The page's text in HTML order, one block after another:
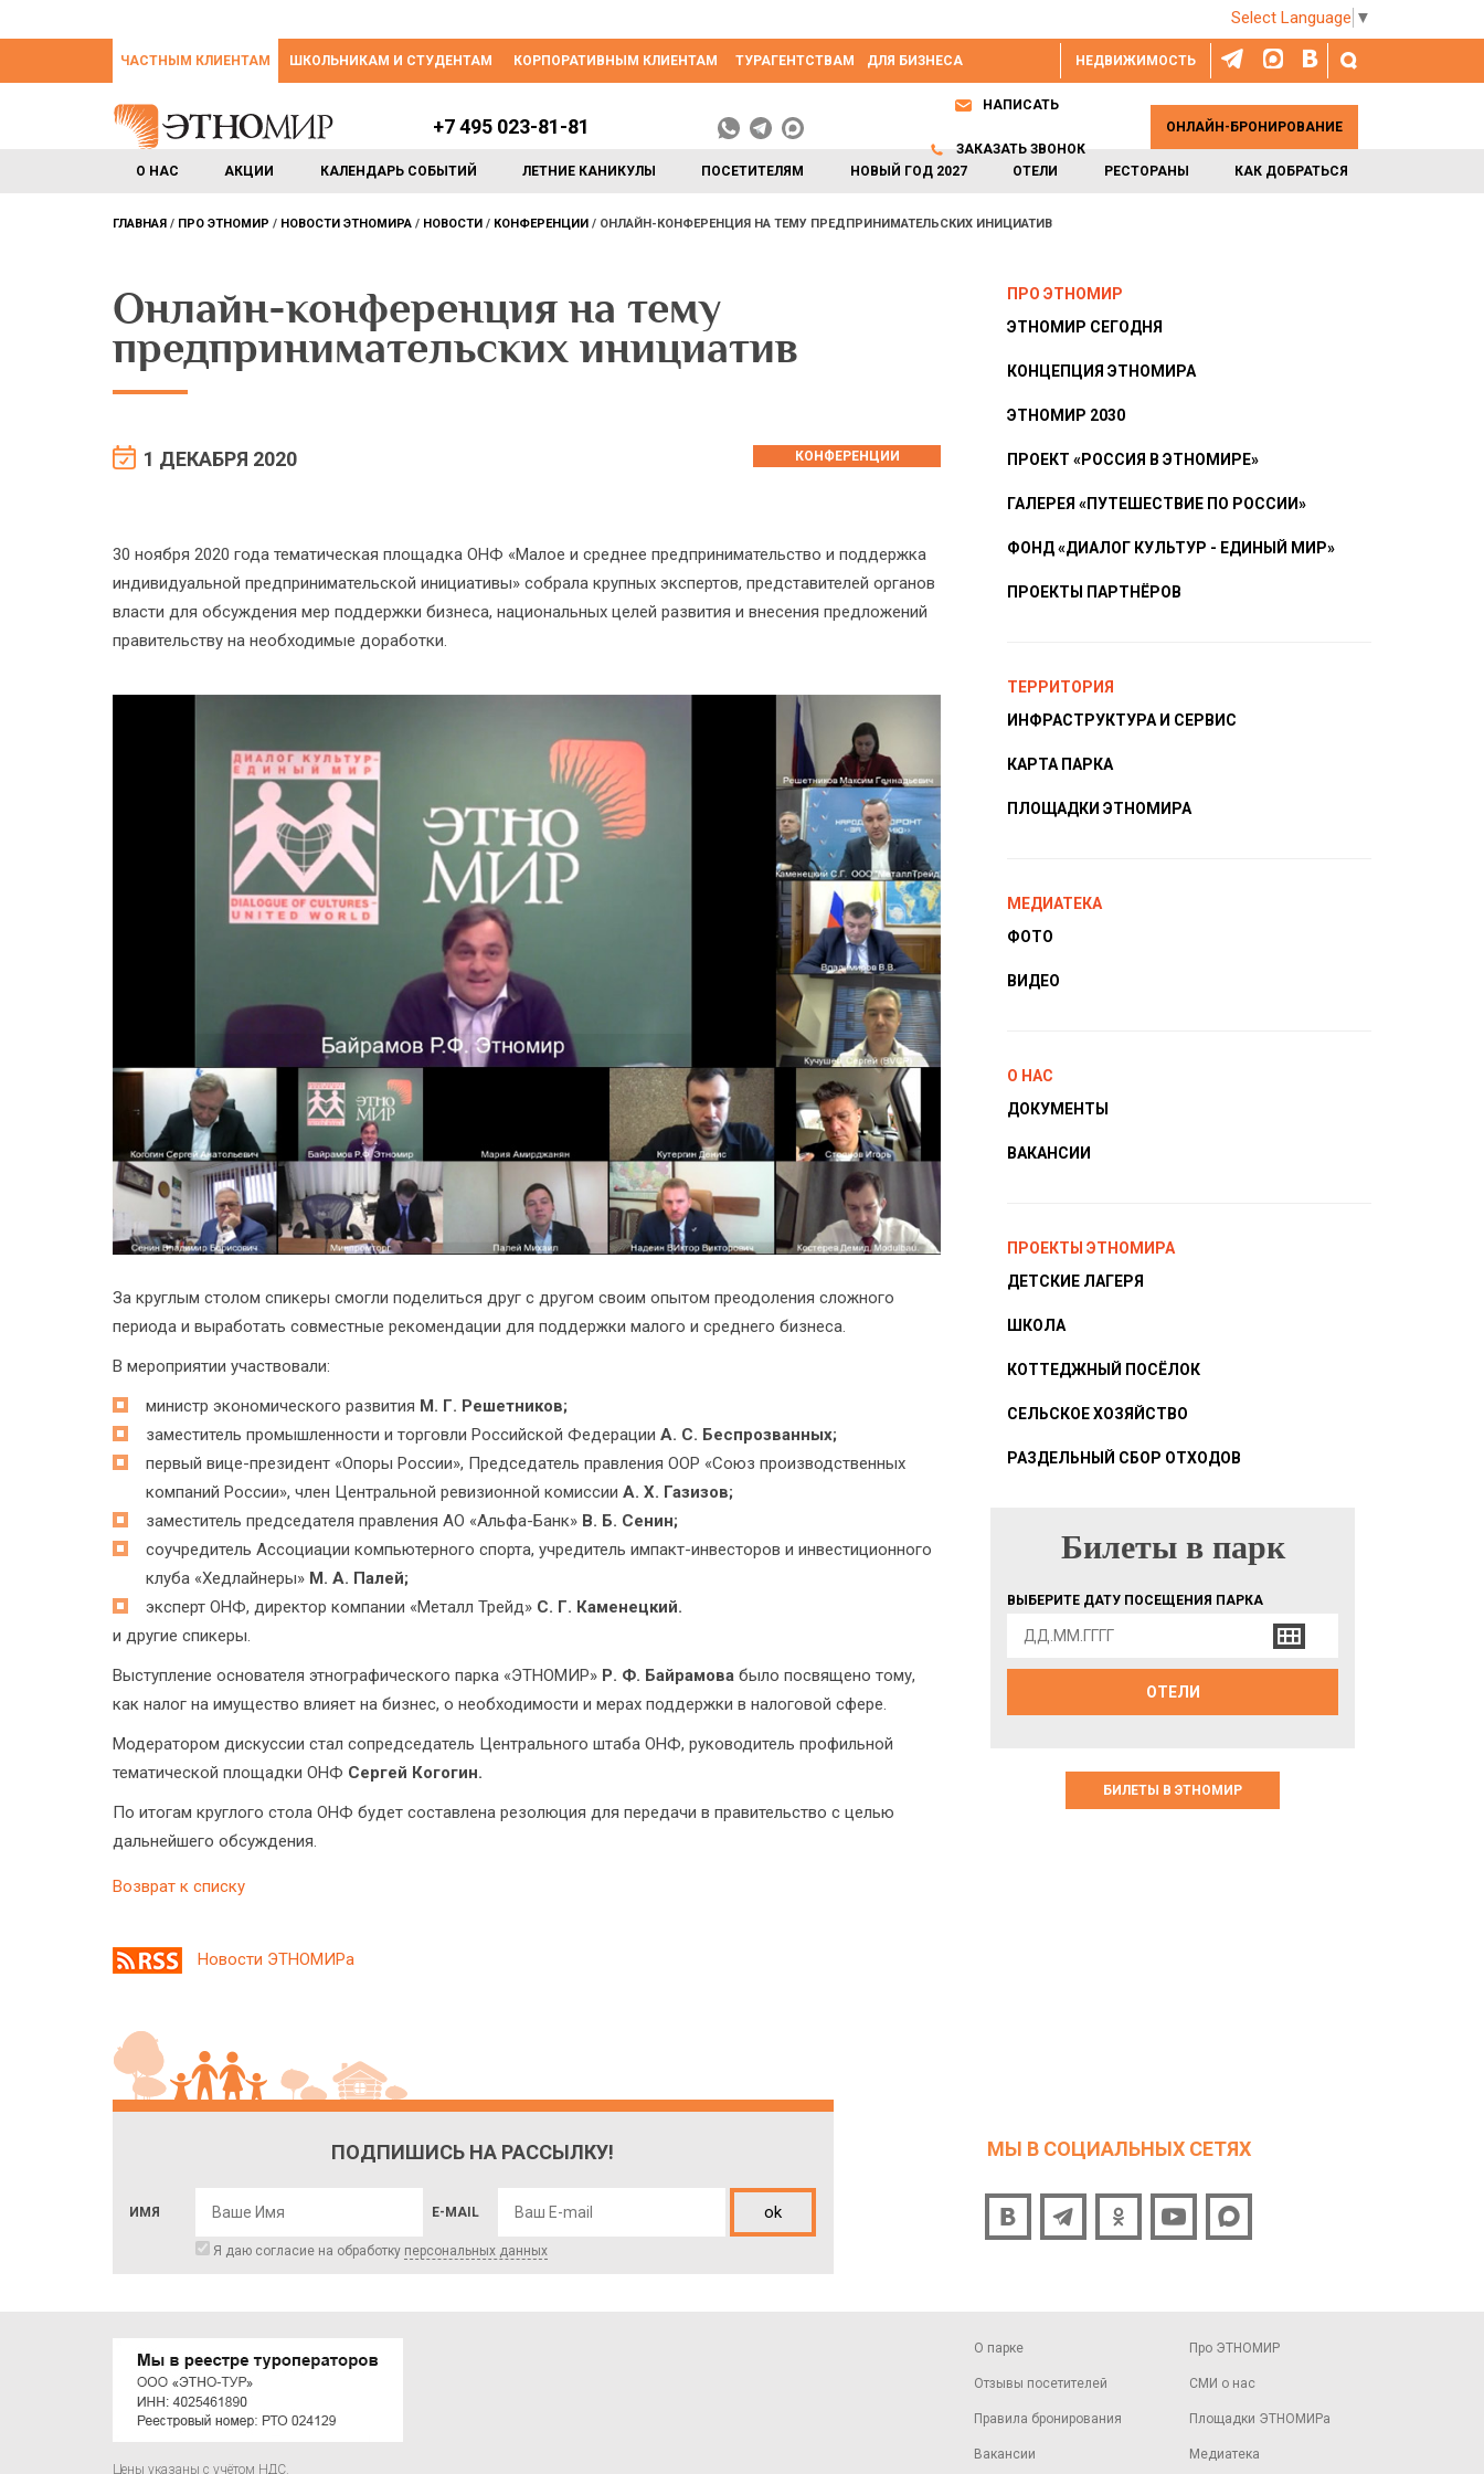
Select Language ▼
НЕДВИЖИМОСТЬ
ЧАСТНЫМ КЛИЕНТАМ ШКОЛЬНИКАМ И СТУДЕНТАМ КОРПОРАТИВНЫМ КЛИЕНТАМ ТУРАГЕНТСТВАМ ДЛЯ БИЗНЕСА
О НАС АКЦИИ КАЛЕНДАРЬ СОБЫТИЙ ЛЕТНИЕ КАНИКУЛЫ ПОСЕТИТЕЛЯМ НОВЫЙ ГОД 2027 ОТЕЛИ РЕСТОРАНЫ КАК ДОБРАТЬСЯ
+7 495 023-81-81
НАПИСАТЬ
ЗАКАЗАТЬ ЗВОНОК
ОНЛАЙН-БРОНИРОВАНИЕ
ГЛАВНАЯ ПРО ЭТНОМИР НОВОСТИ ЭТНОМИРА НОВОСТИ КОНФЕРЕНЦИИ ОНЛАЙН-КОНФЕРЕНЦИЯ НА ТЕМУ ПРЕДПРИНИМАТЕЛЬСКИХ ИНИЦИАТИВ
Онлайн-конференция на тему
предпринимательских инициатив
1 ДЕКАБРЯ 2020 КОНФЕРЕНЦИИ
30 ноября 2020 года тематическая площадка ОНФ «Малое и среднее предпринимательство и поддержка
индивидуальной предпринимательской инициативы» собрала крупных экспертов, представителей органов
власти для обсуждения мер поддержки бизнеса, национальных целей развития и внесения предложений
правительству на необходимые доработки.
За круглым столом спикеры смогли поделиться друг с другом своим опытом преодоления сложного
периода и выработать совместные рекомендации для поддержки малого и среднего бизнеса.
В мероприятии участвовали:
министр экономического развития М. Г. Решетников;
заместитель промышленности и торговли Российской Федерации А. С. Беспрозванных;
первый вице-президент «Опоры России», Председатель правления ООР «Союз производственных
компаний России», член Центральной ревизионной комиссии А. Х. Газизов;
заместитель председателя правления АО «Альфа-Банк» В. Б. Сенин;
соучредитель Ассоциации компьютерного спорта, учредитель импакт-инвесторов и инвестиционного
клуба «Хедлайнеры» М. А. Палей;
эксперт ОНФ, директор компании «Металл Трейд» С. Г. Каменецкий.
и другие спикеры.
Выступление основателя этнографического парка «ЭТНОМИР» Р. Ф. Байрамова было посвящено тому,
как налог на имущество влияет на бизнес, о необходимости и мерах поддержки в налоговой сфере.
Модератором дискуссии стал сопредседатель Центрального штаба ОНФ, руководитель профильной
тематической площадки ОНФ Сергей Когогин.
По итогам круглого стола ОНФ будет составлена резолюция для передачи в правительство с целью
дальнейшего обсуждения.
Возврат к списку
ПРО ЭТНОМИР
ЭТНОМИР СЕГОДНЯ
КОНЦЕПЦИЯ ЭТНОМИРА
ЭТНОМИР 2030
ПРОЕКТ «РОССИЯ В ЭТНОМИРЕ»
ГАЛЕРЕЯ «ПУТЕШЕСТВИЕ ПО РОССИИ»
ФОНД «ДИАЛОГ КУЛЬТУР - ЕДИНЫЙ МИР»
ПРОЕКТЫ ПАРТНЁРОВ
ТЕРРИТОРИЯ
ИНФРАСТРУКТУРА И СЕРВИС
КАРТА ПАРКА
ПЛОЩАДКИ ЭТНОМИРА
МЕДИАТЕКА
ФОТО
ВИДЕО
О НАС
ДОКУМЕНТЫ
ВАКАНСИИ
ПРОЕКТЫ ЭТНОМИРА
ДЕТСКИЕ ЛАГЕРЯ
ШКОЛА
КОТТЕДЖНЫЙ ПОСЁЛОК
СЕЛЬСКОЕ ХОЗЯЙСТВО
РАЗДЕЛЬНЫЙ СБОР ОТХОДОВ
БИЛЕТЫ В ПАРК
Билеты в парк
ВЫБЕРИТЕ ДАТУ ПОСЕЩЕНИЯ ПАРКА
ОТЕЛИ
БИЛЕТЫ В ЭТНОМИР
Новости ЭТНОМИРа
ПОДПИШИСЬ НА РАССЫЛКУ!
ИМЯ E-MAIL ok
Я даю согласие на обработку персональных данных
МЫ В СОЦИАЛЬНЫХ СЕТЯХ
О парке
Отзывы посетителей
Правила бронирования
Вакансии
Про ЭТНОМИР
СМИ о нас
Площадки ЭТНОМИРа
Медиатека
Цены указаны с учётом НДС.